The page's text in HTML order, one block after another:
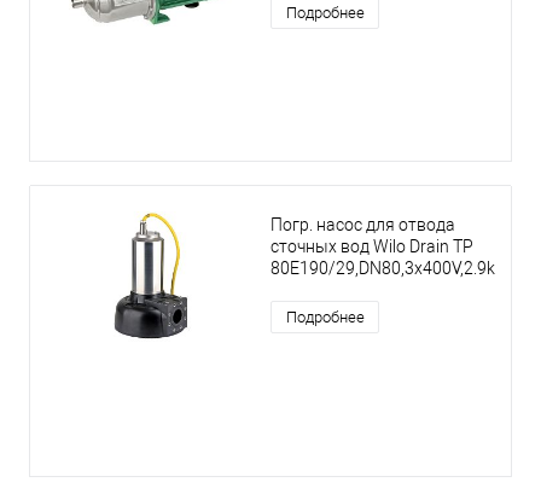
Подробнее
Погр. насос для отвода
сточных вод Wilo Drain TP
80E190/29,DN80,3x400V,2.9kW
Подробнее